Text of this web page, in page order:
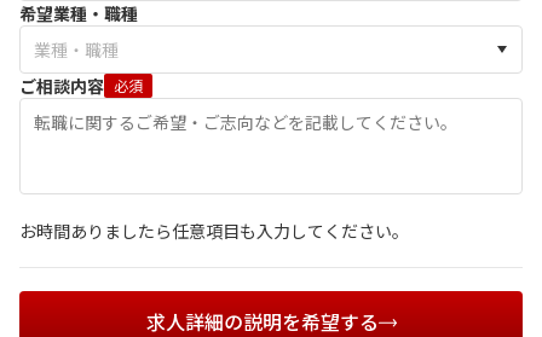
希望業種・職種
ご相談内容 必須
お時間ありましたら任意項目も入力してください。
求人詳細の説明を希望する